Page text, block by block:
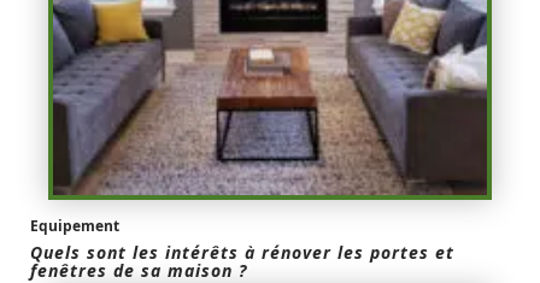
Equipement
Quels sont les intérêts à rénover les portes et
fenêtres de sa maison ?